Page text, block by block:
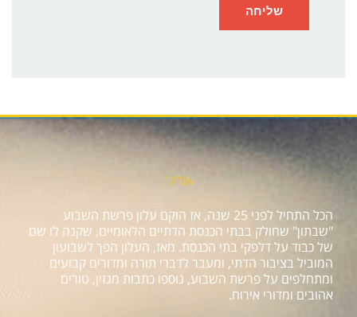
אודות
הכל התחיל לפני 25 שנה, אז הוקם עלון פרשת השבוע
"שבתון" שחולק בבתי הכנסת הדתיים הלאומיים, שקנה לו שם
של כבוד על דלפקי בתי הכנסת. מאז, העלון הפך לשבועון
המוביל בציבור הדתי, ומעבר לדברי תורה ומדורים קבועים
ומתחלפים על פרשת השבוע, נוספו כתבות מגזין, טורים
אהובים ומדורי אירוח.